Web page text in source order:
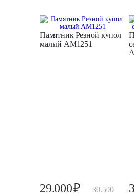
Памятник Резной купол
малый AM1251
30.500
29.000₽